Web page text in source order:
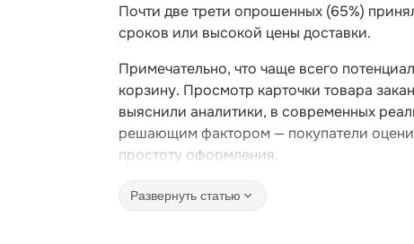
Почти две трети опрошенных (65%)
сроков или высокой цены доставки.
Примечательно, что чаще всего
корзину. Просмотр карточки товара
выяснили аналитики, в современных
решающим фактором — покупатели
простоту оформления.
Развернуть статью